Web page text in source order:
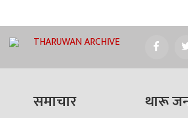
THARUWAN ARCHIVE
समाचार थारू